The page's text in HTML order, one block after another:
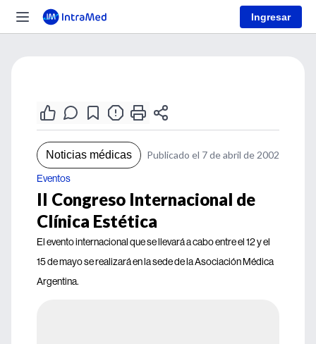
Ingresar
Noticias médicas Publicado el 7 de abril de 2002
Eventos
II Congreso Internacional de
Clínica Estética
El evento internacional que se llevará a cabo entre el 12 y el
15 de mayo se realizará en la sede de la Asociación Médica
Argentina.